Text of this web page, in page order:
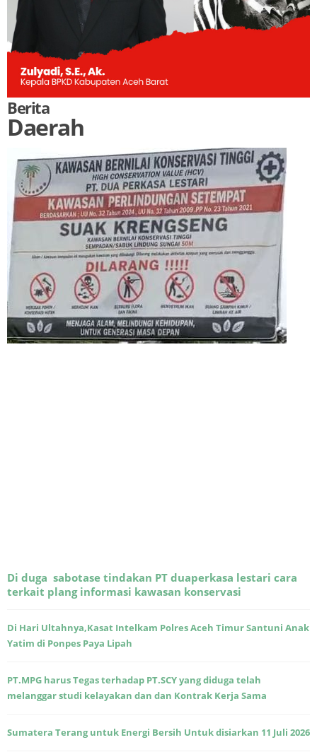
Berita
Daerah
Di duga sabotase tindakan PT duaperkasa lestari cara
terkait plang informasi kawasan konservasi
Di Hari Ultahnya,Kasat Intelkam Polres Aceh Timur Santuni Anak
Yatim di Ponpes Paya Lipah
PT.MPG harus Tegas terhadap PT.SCY yang diduga telah
melanggar studi kelayakan dan dan Kontrak Kerja Sama
Sumatera Terang untuk Energi Bersih Untuk disiarkan 11 Juli 2026